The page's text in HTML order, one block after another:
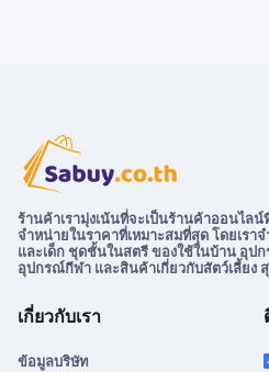
ร้านค้าเรามุ่งเน้นที่จะเป็นร้านค้าออนไล
จำหน่ายในราคาที่เหมาะสมที่สุด โดยเร
และเด็ก ชุดชั้นในสตรี ของใช้ในบ้าน อุ
อุปกรณ์กีฬา และสินค้าเกี่ยวกับสัตว์เลี้ยง
เกี่ยวกับเรา
ข้อมูลบริษัท